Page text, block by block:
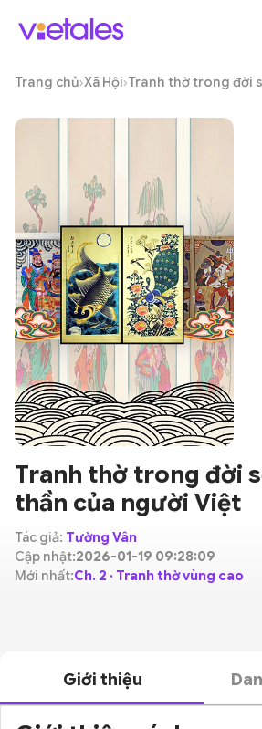
Trang chủ›Xã Hội›
Tranh thờ trong đời
thần của người Việt
Tác giả: Tường Vân
Cập nhật:2026-01-19 09:28:09
Mới nhất:Ch. 2 · Tranh thờ vùng cao
Giới thiệu